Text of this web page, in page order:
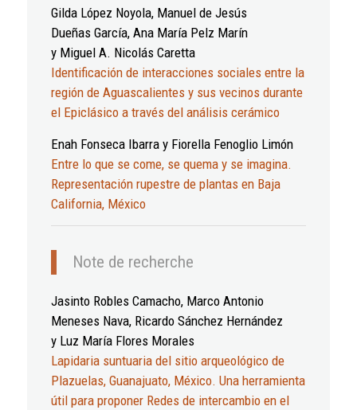
Gilda López Noyola, Manuel de Jesús
Dueñas García, Ana María Pelz Marín
y Miguel A. Nicolás Caretta
Identificación de interacciones sociales entre la
región de Aguascalientes y sus vecinos durante
el Epiclásico a través del análisis cerámico
Enah Fonseca Ibarra y Fiorella Fenoglio Limón
Entre lo que se come, se quema y se imagina.
Representación rupestre de plantas en Baja
California, México
Note de recherche
Jasinto Robles Camacho, Marco Antonio
Meneses Nava, Ricardo Sánchez Hernández
y Luz María Flores Morales
Lapidaria suntuaria del sitio arqueológico de
Plazuelas, Guanajuato, México. Una herramienta
útil para proponer Redes de intercambio en el